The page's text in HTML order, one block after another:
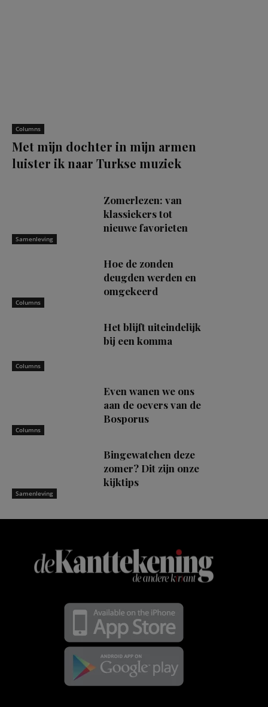
Columns
Met mijn dochter in mijn armen
luister ik naar Turkse muziek
Samenleving
Zomerlezen: van
klassiekers tot
nieuwe favorieten
Columns
Hoe de zonden
deugden werden en
omgekeerd
Columns
Het blijft uiteindelijk
bij een komma
Columns
Even wanen we ons
aan de oevers van de
Bosporus
Samenleving
Bingewatchen deze
zomer? Dit zijn onze
kijktips